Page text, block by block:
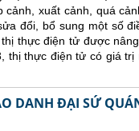
cảnh, xuất cảnh, quá
đổi, bổ sung một số
thực điện tử được
thị thực điện tử có giá
DANH ĐẠI SỨ